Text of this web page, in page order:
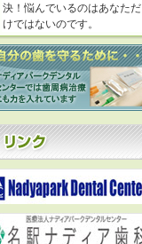
決！悩んでいるのはあなただ
けではないのです。